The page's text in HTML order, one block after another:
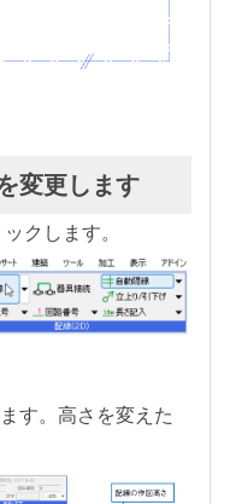
変更します
クします。
す。高さを変えた